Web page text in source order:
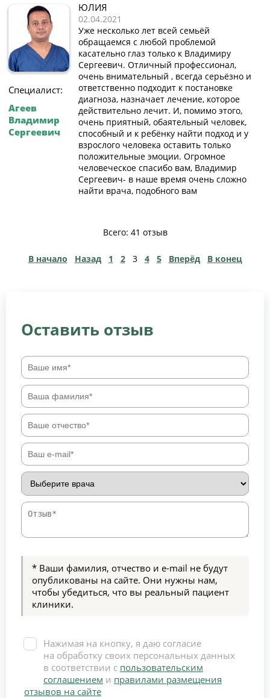
Специалист:
Агеев
Владимир
Сергеевич
ЮЛИЯ
02.04.2021
Уже несколько лет всей семьёй
обращаемся с любой проблемой
касательно глаз только к Владимиру
Сергеевич. Отличный профессионал,
очень внимательный , всегда серьёзно и
ответственно подходит к постановке
диагноза, назначает лечение, которое
действительно лечит. И, помимо этого,
очень приятный, обаятельный человек,
способный и к ребёнку найти подход и у
взрослого человека оставить только
положительные эмоции. Огромное
человеческое спасибо вам, Владимир
Сергеевич- в наше время очень сложно
найти врача, подобного вам
Всего: 41 отзыв
В начало Назад 1 2 3 4 5 Вперёд В конец
Оставить отзыв
* Ваши фамилия, отчество и e-mail не будут
опубликованы на сайте. Они нужны нам,
чтобы убедиться, что вы реальный пациент
клиники.
Нажимая на кнопку, я даю согласие
на обработку своих персональных данных
в соответствии с пользовательским
соглашением и правилами размещения
отзывов на сайте